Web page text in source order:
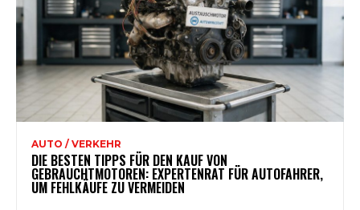
AUTO / VERKEHR
DIE BESTEN TIPPS FÜR DEN KAUF VON
GEBRAUCHTMOTOREN: EXPERTENRAT FÜR AUTOFAHRER,
UM FEHLKÄUFE ZU VERMEIDEN